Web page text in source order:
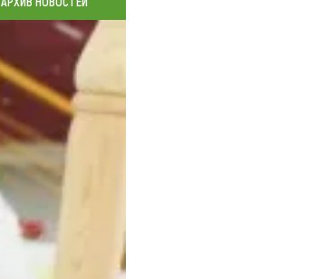
Коллекция впечатлений
Блог путешественника
Видеогалерея
Фотогалерея